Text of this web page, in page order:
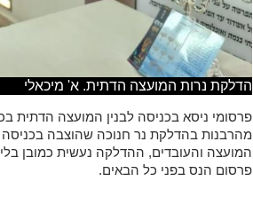
הדלקת נרות המועצה הדתית. א' מיכאלי
פרסומי ניסא בכניסה לבנין המועצה הדתית
מהרבנות בהדלקת נר חנוכה שהוצבה
המועצה והעובדים, ההדלקה נעשית כמובן
פרסום הנס בפני כל הבאים.